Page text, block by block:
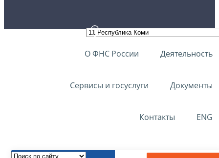
О ФНС России Деятельность
Сервисы и госуслуги Документы
Контакты ENG